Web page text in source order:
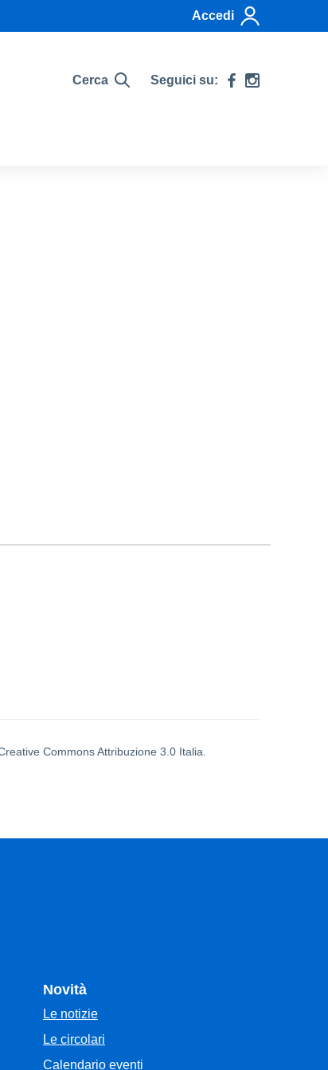
Accedi
Cerca Seguici su:
Commons Attribuzione 3.0 Italia.
Novità
Le notizie
Le circolari
Calendario eventi